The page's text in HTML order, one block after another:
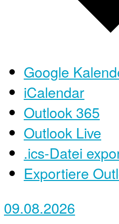
Google
iCalendar
Outlook 365
Outlook Live
.ics-Datei
Exportiere
09.08.2026